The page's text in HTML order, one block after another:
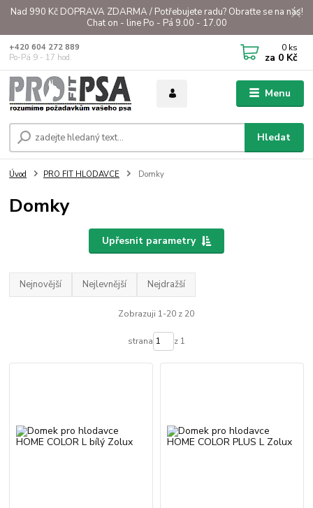
Nad 990 Kč DOPRAVA ZDARMA / Potřebujete radu? Obraťte se na nás!
Chat on - line Po - Pá 9.00 - 17.00
Menu
Hledat
+420 604 272 889
Po-Pá 9 - 17 hod.
0 ks
za 0 Kč
Úvod PRO FIT HLODAVCE Domky
Domky
Upřesnit parametry
Nejnovější Nejlevnější Nejdražší
Zobrazuji 1-20 z 20
strana z 1